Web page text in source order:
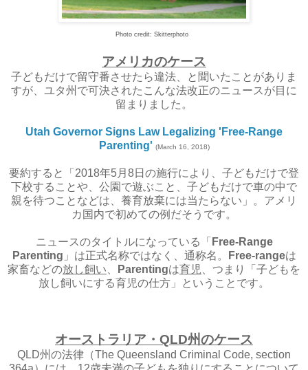
Photo credit: Skitterphoto
アメリカのケース
子どもだけで留守番させたら違法、と聞いたことがありま
すが、ユタ州で可決されたこんな法改正のニュースが目に
留まりました。
Utah Governor Signs Law Legalizing 'Free-Range
Parenting' (March 16, 2018)
要約すると「2018年5月8日の施行により、子どもだけで登
下校することや、公園で遊ぶこと、子どもだけで車の中で
親を待つことなどは、養育放棄には当たらない」。アメリ
カ国内で初めての例だそうです。
ニュースのタイトルになっている「 Free-Range
Parenting 」は正式名称ではなく、通称名。 Free-rangeは
家畜などの放し飼い Parentingは育児
、つまり「子どもを
放し飼いにする育児の仕方」ということです。
オーストラリア・QLD州のケース
QLD州の法律（The Queensland Criminal Code, section